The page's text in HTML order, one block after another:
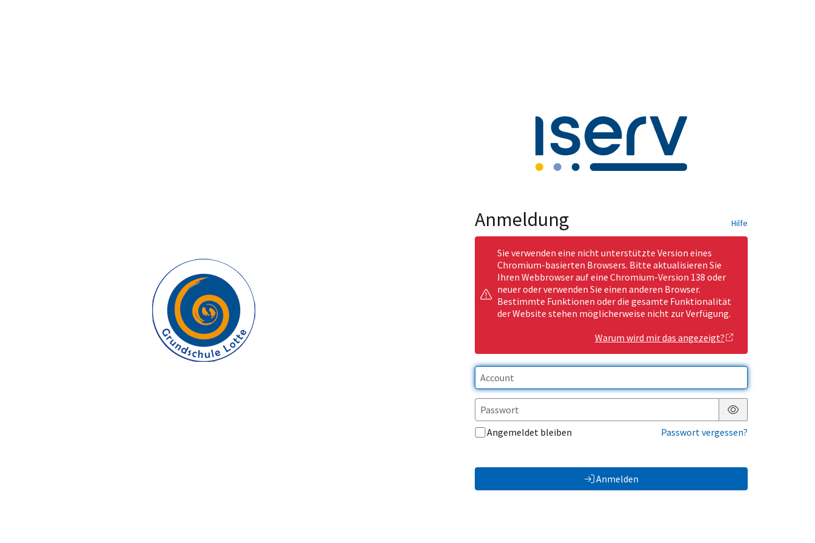
Anmeldung Hilfe
Sie verwenden eine nicht unterstützte Version eines
Chromium-basierten Browsers. Bitte aktualisieren Sie
Ihren Webbrowser auf eine Chromium-Version 138 oder
neuer oder verwenden Sie einen anderen Browser.
Bestimmte Funktionen oder die gesamte Funktionalität
der Website stehen möglicherweise nicht zur Verfügung.
Warum wird mir das angezeigt?
Passwort anzeigen
Angemeldet bleiben
Passwort vergessen?
Anmelden